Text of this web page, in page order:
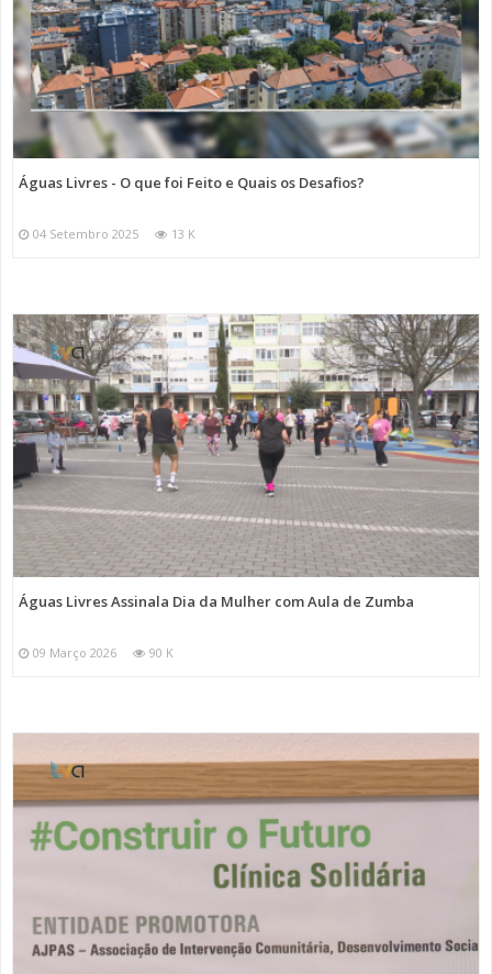
Águas Livres - O que foi Feito e Quais os Desafios?
04 Setembro 2025 13 K
Águas Livres Assinala Dia da Mulher com Aula de Zumba
09 Março 2026 90 K